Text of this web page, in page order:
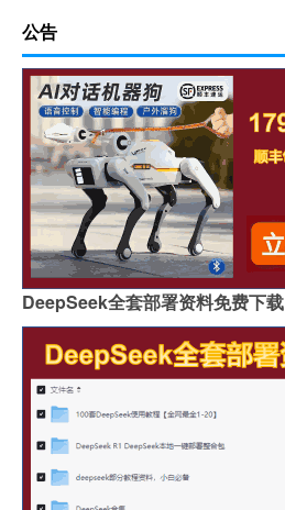
公告
DeepSeek全套部署资料免费下载